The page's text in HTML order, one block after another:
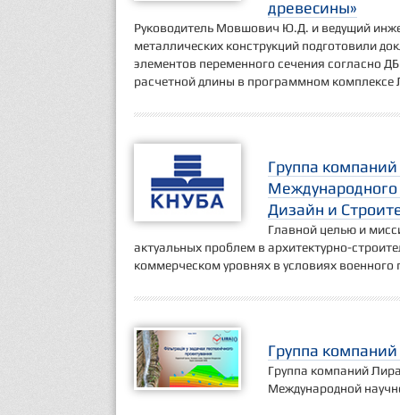
древесины»
Руководитель Мовшович Ю.Д. и ведущий
металлических конструкций подготовили
элементов переменного сечения согласно
расчетной длины в программном
Группа
Международного
Дизайн и
Главной целью и
актуальных проблем в архитектурно-
коммерческом уровнях в условиях военного
Группа
Группа компаний
Международной